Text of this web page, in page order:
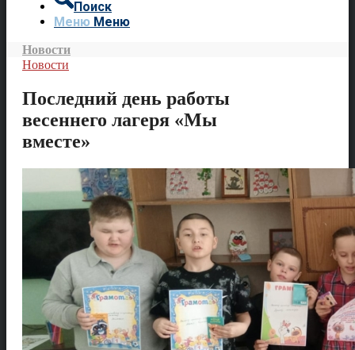
Поиск
Меню Меню
Новости
Новости
Последний день работы
весеннего лагеря «Мы
вместе»